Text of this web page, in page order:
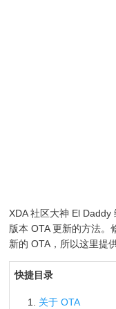
XDA 社区大神 El
版本 OTA 更新的方法。
新的 OTA，所以这里提
快捷目录
关于 OTA